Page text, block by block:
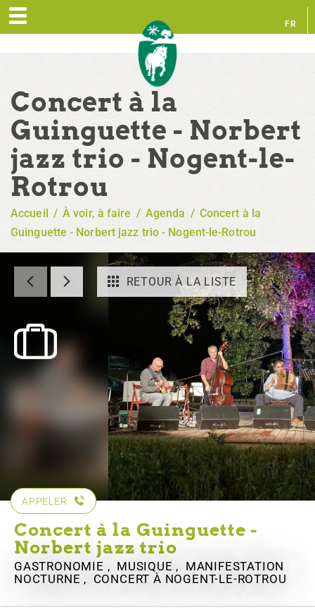
FR
Concert à la
Guinguette - Norbert
jazz trio - Nogent-le-
Rotrou
Accueil / À voir, à faire / Agenda / Concert à la
Guinguette - Norbert jazz trio - Nogent-le-Rotrou
RETOUR À LA LISTE
APPELER
Concert à la Guinguette -
Norbert jazz trio
GASTRONOMIE , MUSIQUE , MANIFESTATION
NOCTURNE , CONCERTÀ NOGENT-LE-ROTROU